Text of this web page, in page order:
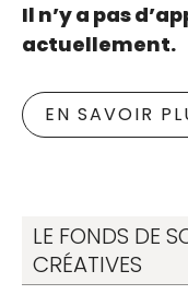
Il n’y a pas
actuellement.
EN SAVOIR
LE FONDS DE
CRÉATIVES